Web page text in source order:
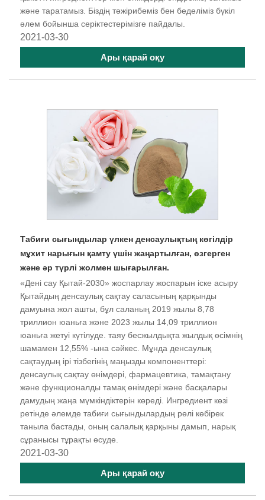
және таратамыз. Біздің тәжірибеміз бен беделіміз бүкіл
әлем бойынша серіктестерімізге пайдалы.
2021-03-30
Ары қарай оқу
Табиғи сығындылар үлкен денсаулықтың көгілдір
мұхит нарығын қамту үшін жаңартылған, өзгерген
және әр түрлі жолмен шығарылған.
«Дені сау Қытай-2030» жоспарлау жоспарын іске асыру
Қытайдың денсаулық сақтау саласының қарқынды
дамуына жол ашты, бұл саланың 2019 жылы 8,78
триллион юаньға және 2023 жылы 14,09 триллион
юаньға жетуі күтілуде. таяу бесжылдықта жылдық өсімнің
шамамен 12,55% -ына сәйкес. Мұнда денсаулық
сақтаудың ірі тізбегінің маңызды компоненттері:
денсаулық сақтау өнімдері, фармацевтика, тамақтану
және функционалды тамақ өнімдері және басқалары
дамудың жаңа мүмкіндіктерін көреді. Ингредиент көзі
ретінде әлемде табиғи сығындылардың рөлі көбірек
таныла бастады, оның салалық қарқыны дамып, нарық
сұранысы тұрақты өсуде.
2021-03-30
Ары қарай оқу